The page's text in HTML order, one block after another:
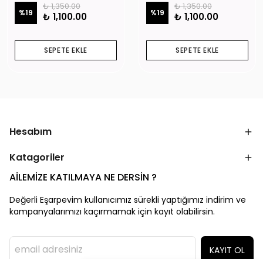
%19
₺ 1,350.00
₺ 1,100.00
SEPETE EKLE
%19
₺ 1,350.00
₺ 1,100.00
SEPETE EKLE
Hesabım
Katagoriler
AİLEMİZE KATILMAYA NE DERSİN ?
Değerli Eşarpevim kullanıcımız sürekli yaptığımız indirim ve
kampanyalarımızı kaçırmamak için kayıt olabilirsin.
KAYIT OL